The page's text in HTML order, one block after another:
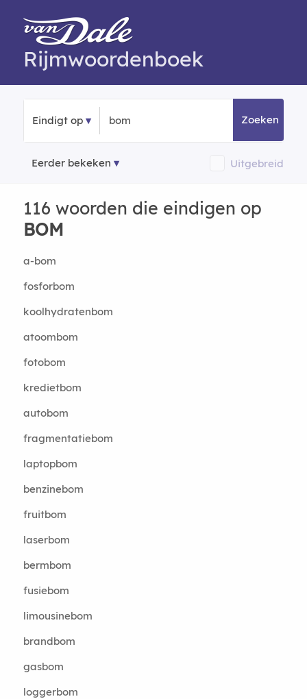
Rijmwoordenboek
Eindigt op Zoeken
Eerder bekeken Uitgebreid
116 woorden die eindigen op
BOM
a-bom
fosforbom
koolhydratenbom
atoombom
fotobom
kredietbom
autobom
fragmentatiebom
laptopbom
benzinebom
fruitbom
laserbom
bermbom
fusiebom
limousinebom
brandbom
gasbom
loggerbom